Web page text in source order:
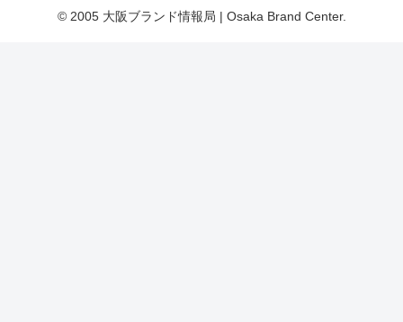
© 2005 大阪ブランド情報局 | Osaka Brand Center.